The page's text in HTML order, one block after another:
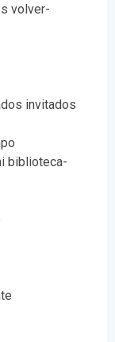
volver-
invitados
biblioteca-